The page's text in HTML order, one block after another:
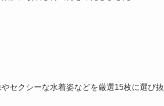
セクシーな水着姿などを厳選15枚に選び抜